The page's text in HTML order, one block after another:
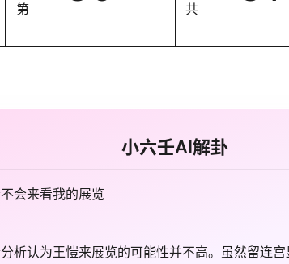
第
共
小六壬AI解卦
会来看我的展览
析认为王愷来展览的可能性并不高。虽然留连宫